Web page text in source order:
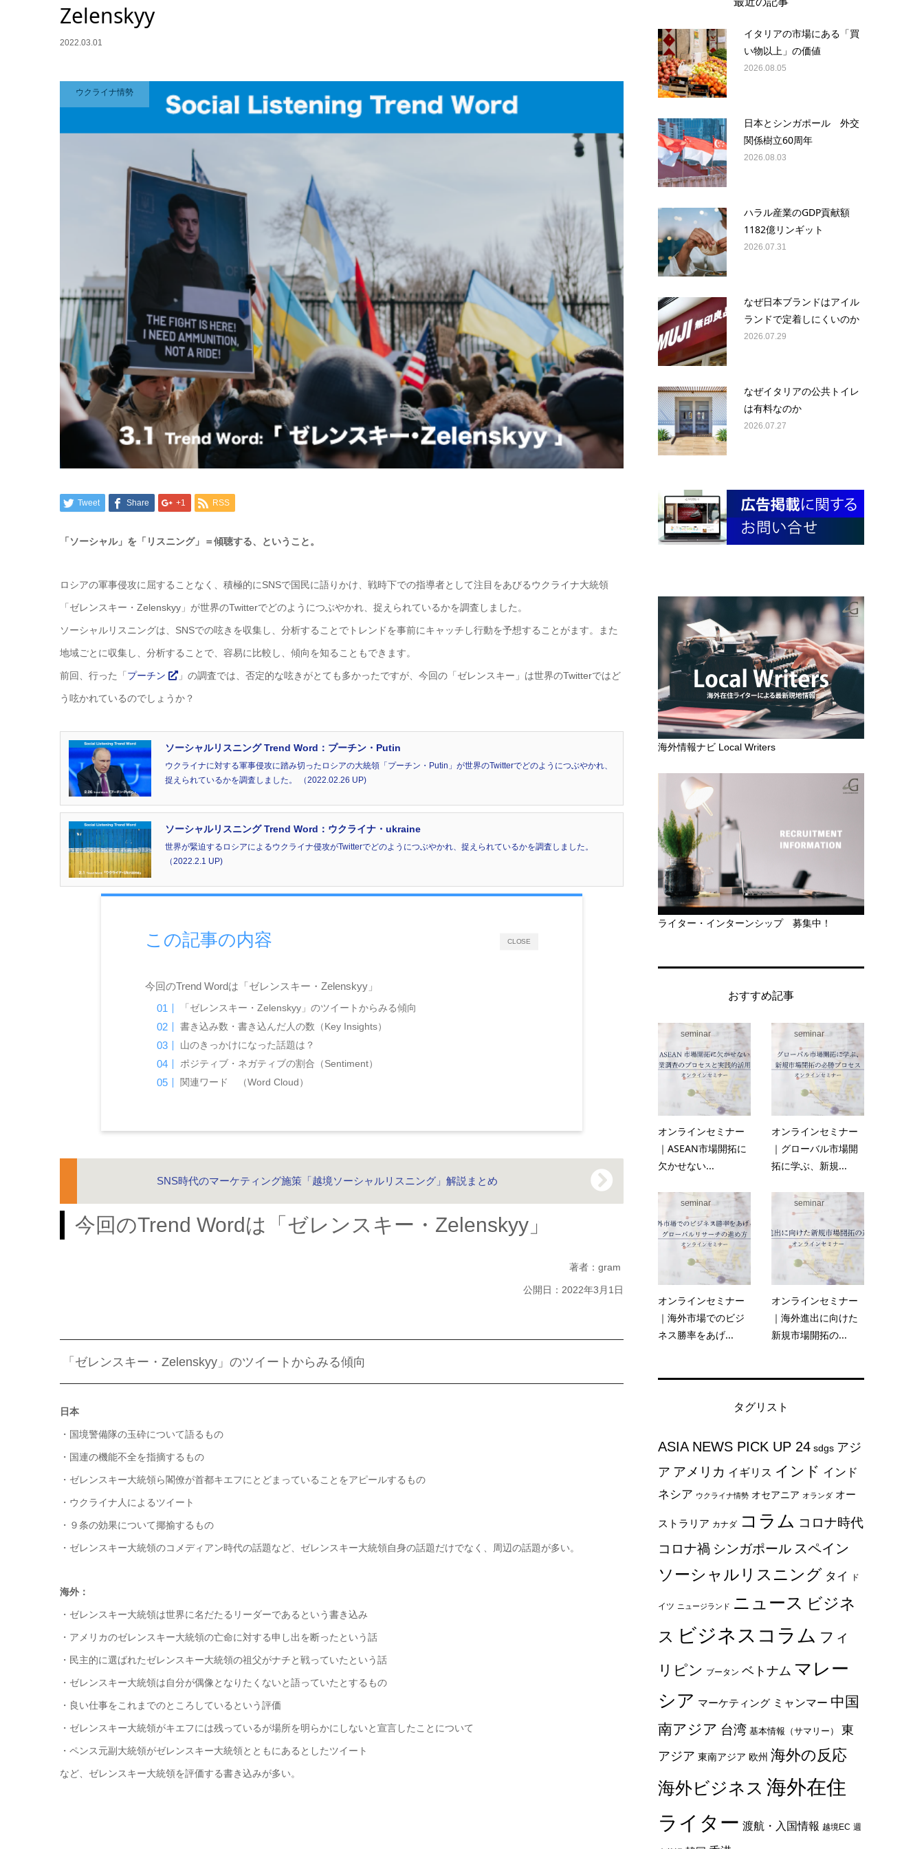
Zelenskyy
2022.03.01
ウクライナ情勢
Tweet Share +1 RSS
「ソーシャル」を「リスニング」＝傾聴する、ということ。
ロシアの軍事侵攻に屈することなく、積極的にSNSで国民に語りかけ、戦時下での指導者として注目をあびるウクライナ大統領
「ゼレンスキー・Zelenskyy」が世界のTwitterでどのようにつぶやかれ、捉えられているかを調査しました。
ソーシャルリスニングは、SNSでの呟きを収集し、分析することでトレンドを事前にキャッチし行動を予想することがます。また
地域ごとに収集し、分析することで、容易に比較し、傾向を知ることもできます。
前回、行った「 プーチン 」の調査では、否定的な呟きがとても多かったですが、今回の「ゼレンスキー」は世界のTwitterではど
う呟かれているのでしょうか？
ソーシャルリスニング Trend Word：プーチン・Putin
ウクライナに対する軍事侵攻に踏み切ったロシアの大統領「プーチン・Putin」が世界のTwitterでどのようにつぶやかれ、
捉えられているかを調査しました。 （2022.02.26 UP)
ソーシャルリスニング Trend Word：ウクライナ・ukraine
世界が緊迫するロシアによるウクライナ侵攻がTwitterでどのようにつぶやかれ、捉えられているかを調査しました。
（2022.2.1 UP)
CLOSE
この記事の内容
今回のTrend Wordは「ゼレンスキー・Zelenskyy」
「ゼレンスキー・Zelenskyy」のツイートからみる傾向
書き込み数・書き込んだ人の数（Key Insights）
山のきっかけになった話題は？
ポジティブ・ネガティブの割合（Sentiment）
関連ワード （Word Cloud）
SNS時代のマーケティング施策「越境ソーシャルリスニング」解説まとめ
今回のTrend Wordは「ゼレンスキー・Zelenskyy」
著者：gram
公開日：2022年3月1日
「ゼレンスキー・Zelenskyy」のツイートからみる傾向
日本
・国境警備隊の玉砕について語るもの
・国連の機能不全を指摘するもの
・ゼレンスキー大統領ら閣僚が首都キエフにとどまっていることをアピールするもの
・ウクライナ人によるツイート
・９条の効果について揶揄するもの
・ゼレンスキー大統領のコメディアン時代の話題など、ゼレンスキー大統領自身の話題だけでなく、周辺の話題が多い。
海外：
・ゼレンスキー大統領は世界に名だたるリーダーであるという書き込み
・アメリカのゼレンスキー大統領の亡命に対する申し出を断ったという話
・民主的に選ばれたゼレンスキー大統領の祖父がナチと戦っていたという話
・ゼレンスキー大統領は自分が偶像となりたくないと語っていたとするもの
・良い仕事をこれまでのところしているという評価
・ゼレンスキー大統領がキエフには残っているが場所を明らかにしないと宣言したことについて
・ペンス元副大統領がゼレンスキー大統領とともにあるとしたツイート
など、ゼレンスキー大統領を評価する書き込みが多い。
イタリアの市場にある「買
い物以上」の価値
2026.08.05
日本とシンガポール 外交
関係樹立60周年
2026.08.03
ハラル産業のGDP貢献額
1182億リンギット
2026.07.31
なぜ日本ブランドはアイル
ランドで定着しにくいのか
2026.07.29
なぜイタリアの公共トイレ
は有料なのか
2026.07.27
海外情報ナビ Local Writers
ライター・インターンシップ 募集中！
おすすめ記事
seminar
オンラインセミナー
｜ASEAN市場開拓に
欠かせない...
seminar
オンラインセミナー
｜グローバル市場開
拓に学ぶ、新規...
seminar
オンラインセミナー
｜海外市場でのビジ
ネス勝率をあげ...
seminar
オンラインセミナー
｜海外進出に向けた
新規市場開拓の...
タグリスト
ASIA NEWS PICK UP 24 sdgs アジ
ア アメリカ イギリス インド インド
ネシア ウクライナ情勢 オセアニア オランダ オー
ストラリア カナダ コラム コロナ時代
コロナ禍 シンガポール スペイン
ソーシャルリスニング タイ ド
イツ ニュージランド ニュース ビジネ
ス ビジネスコラム フィ
リピン ブータン ベトナム マレー
シア マーケティング ミャンマー 中国
南アジア 台湾 基本情報（サマリー）
東
アジア 東南アジア 欧州 海外の反応
海外ビジネス 海外在住
ライター 渡航・入国情報 越境EC 週